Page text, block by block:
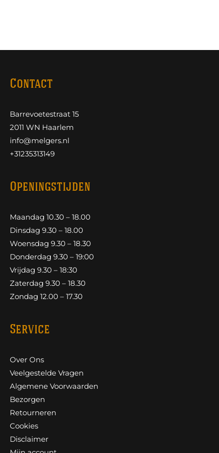
Contact
Barrevoetestraat 15
2011 WN Haarlem
info@melgers.nl
+31235313149
Openingstijden
Maandag 10.30 – 18.00
Dinsdag 9.30 – 18.00
Woensdag 9.30 – 18.30
Donderdag 9.30 – 19:00
Vrijdag 9.30 – 18:30
Zaterdag 9.30 – 18.30
Zondag 12.00 – 17.30
Service
Over Ons
Veelgestelde Vragen
Algemene Voorwaarden
Bezorgen
Retourneren
Cookies
Disclaimer